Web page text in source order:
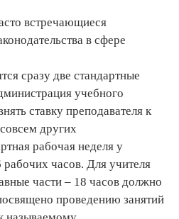
встречающиеся
в сфере
сразу две стандартные
учебного
ставку преподавателя к
других
рабочая неделя у
часов. Для учителя
части – 18 часов должно
проведению занятий